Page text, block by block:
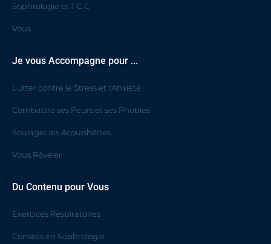
Sophrologie et T C C
Vous
Je vous Accompagne pour ...
Lutter contre le Stress et l'Anxiété
Combattre ses Peurs et ses Phobies
Soulager les Acouphènes
Vous Réveler
Du Contenu pour Vous
Exercices Respiratoires
Conseils en Sophrologie